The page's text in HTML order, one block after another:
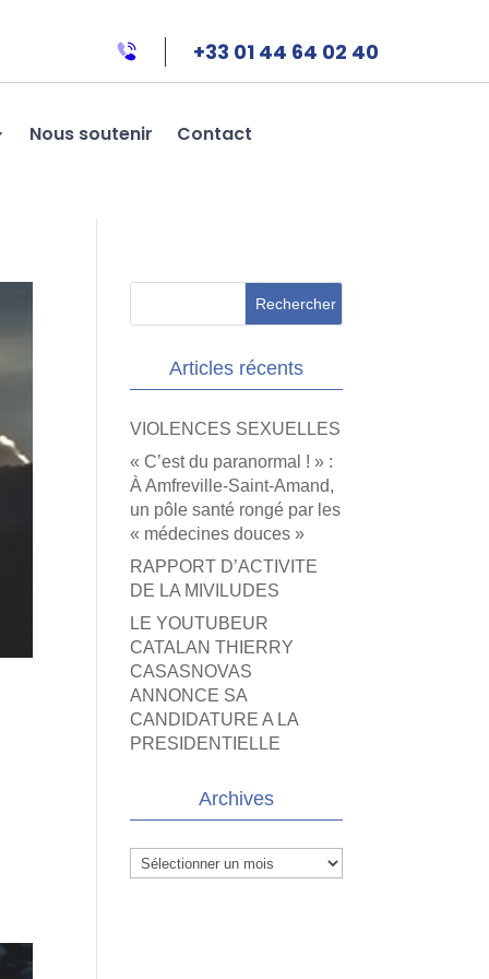
+33 01 44 64 02 40
Nous soutenir Contact
Articles récents
VIOLENCES SEXUELLES
« C’est du paranormal ! » :
À Amfreville-Saint-Amand,
un pôle santé rongé par les
« médecines douces »
RAPPORT D’ACTIVITE
DE LA MIVILUDES
LE YOUTUBEUR
CATALAN THIERRY
CASASNOVAS
ANNONCE SA
CANDIDATURE A LA
PRESIDENTIELLE
Archives
Archives